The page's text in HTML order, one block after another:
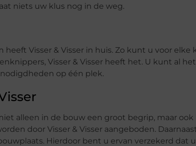
niets uw klus nog in de weg.
Visser & Visser in huis. Zo kunt u voor elke
Visser & Visser heeft het. U kunt al
op één plek.
alleen in de bouw een groot begrip, maar
door Visser & Visser aangeboden.
Hierdoor bent u ervan verzekerd dat